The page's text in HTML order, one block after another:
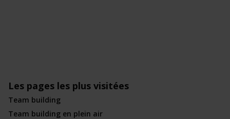
Les pages les plus visitées
Team building
Team building en plein air